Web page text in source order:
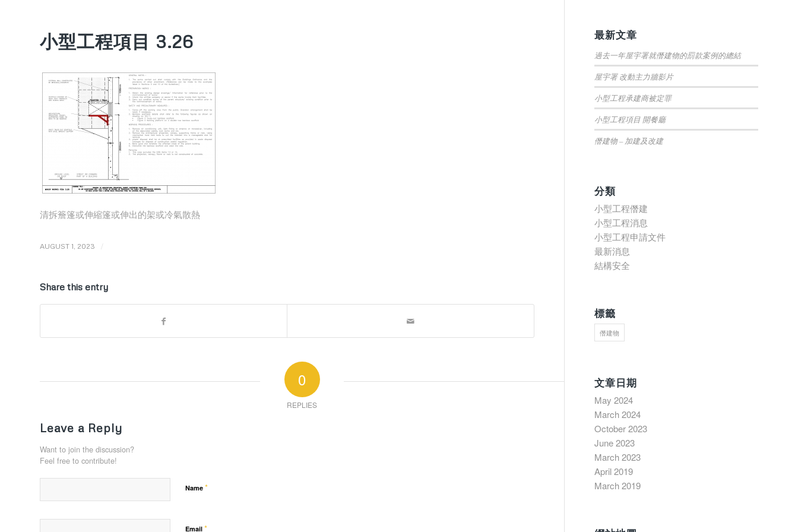
小型工程項目 3.26
清拆簷篷或伸縮篷或伸出的架或冷氣散熱
AUGUST 1, 2023 /
Share this entry
0
REPLIES
Leave a Reply
Want to join the discussion?
Feel free to contribute!
Name *
Email *
最新文章
過去一年屋宇署就僭建物的罰款案例的總結
屋宇署 改動主力牆影片
小型工程承建商被定罪
小型工程項目 開餐廳
僭建物 – 加建及改建
分類
小型工程僭建
小型工程消息
小型工程申請文件
最新消息
結構安全
標籤
僭建物
文章日期
May 2024
March 2024
October 2023
June 2023
March 2023
April 2019
March 2019